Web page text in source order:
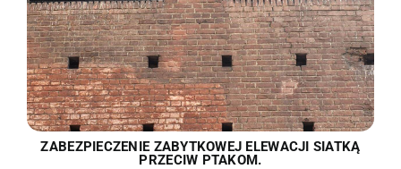
ZABEZPIECZENIE ZABYTKOWEJ ELEWACJI SIATKĄ
PRZECIW PTAKOM.